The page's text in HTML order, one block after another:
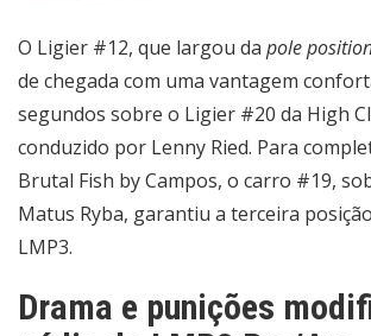
O Ligier #12, que largou da pole
de chegada com uma vantagem
segundos sobre o Ligier #20 da High
conduzido por Lenny Ried. Para
Brutal Fish by Campos, o carro #19,
Matus Ryba, garantiu a terceira
LMP3.
Drama e punições